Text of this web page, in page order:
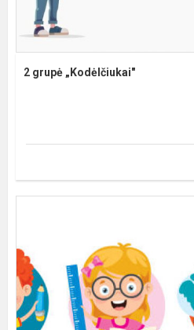
2 grupė „Kodėlčiukai"